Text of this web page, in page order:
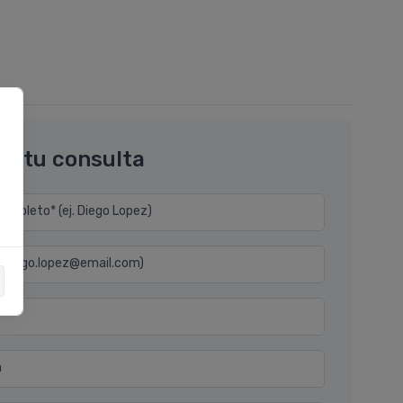
tu consulta
(ej. Diego Lopez)
diego.lopez@email.com)